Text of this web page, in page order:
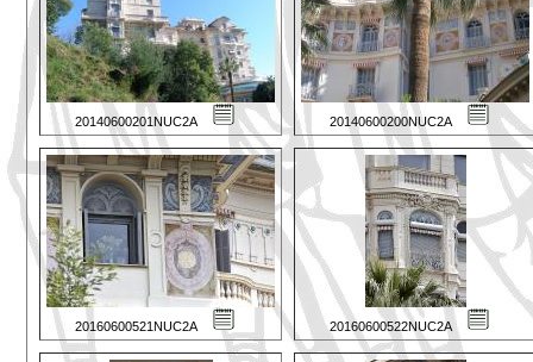
20140600201NUC2A 20140600200NUC2A
20160600521NUC2A 20160600522NUC2A